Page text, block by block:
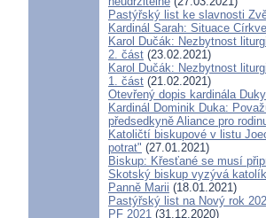
Pastýřský list ke slavnosti
Kardinál Sarah: Situace
Karol Dučák: Nezbytnost
2. část (23.02.2021)
Karol Dučák: Nezbytnost
1. část (21.02.2021)
Otevřený dopis kardinála
Kardinál Dominik Duka:
předsedkyně Aliance pro
Katoličtí biskupové v listu
potrat" (27.01.2021)
Biskup: Křesťané se musí
Skotský biskup vyzývá
Panně Marii (18.01.2021)
Pastýřský list na Nový rok
PF 2021 (31.12.2020)